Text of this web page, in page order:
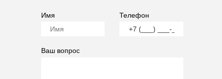
Имя Телефон
Ваш вопрос